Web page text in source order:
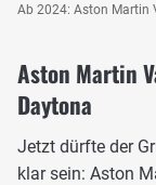
Ab 2024: Aston Martin
Aston Martin
Daytona
Jetzt dürfte der
klar sein: Aston